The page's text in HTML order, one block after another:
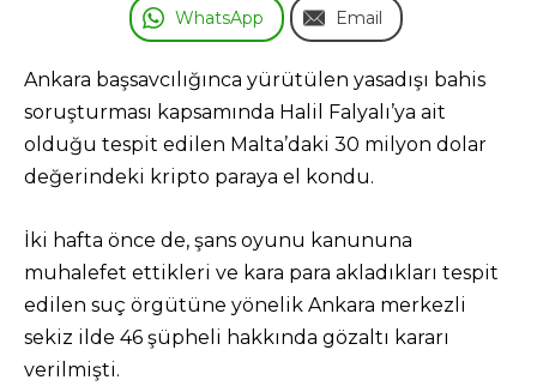
WhatsApp Email
Ankara başsavcılığınca yürütülen yasadışı bahis
soruşturması kapsamında Halil Falyalı’ya ait
olduğu tespit edilen Malta’daki 30 milyon dolar
değerindeki kripto paraya el kondu.
İki hafta önce de, şans oyunu kanununa
muhalefet ettikleri ve kara para akladıkları tespit
edilen suç örgütüne yönelik Ankara merkezli
sekiz ilde 46 şüpheli hakkında gözaltı kararı
verilmişti.